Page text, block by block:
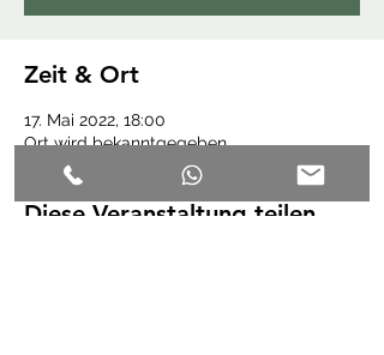
Zeit & Ort
17. Mai 2022, 18:00
Ort wird bekanntgegeben
Diese Veranstaltung teilen